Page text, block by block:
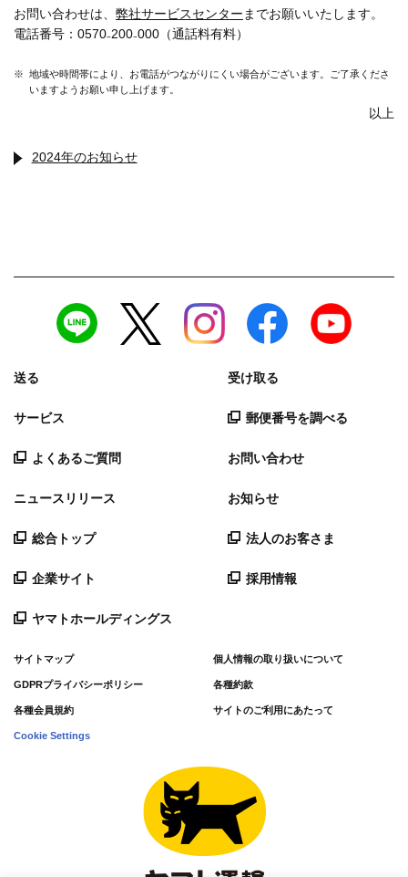
お問い合わせは、 弊社サービスセンター までお願いいたします。
電話番号：0570₋200₋000（通話料有料）
※ 地域や時間帯により、お電話がつながりにくい場合がございます。ご了承くださ
いますようお願い申し上げます。
以上
2024年のお知らせ
送る 受け取る
サービス 郵便番号を調べる
よくあるご質問 お問い合わせ
ニュースリリース お知らせ
総合トップ 法人のお客さま
企業サイト 採用情報
ヤマトホールディングス
サイトマップ 個人情報の取り扱いについて
GDPRプライバシーポリシー 各種約款
各種会員規約 サイトのご利用にあたって
Cookie Settings